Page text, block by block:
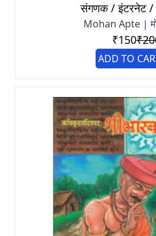
संगणक / इंटरनेट /
Mohan Apte |
₹150
ADD TO